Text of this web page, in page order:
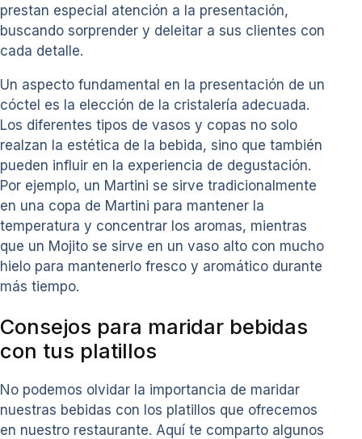
prestan especial atención a la presentación,
buscando sorprender y deleitar a sus clientes con
cada detalle.
Un aspecto fundamental en la presentación de un
cóctel es la elección de la cristalería adecuada.
Los diferentes tipos de vasos y copas no solo
realzan la estética de la bebida, sino que también
pueden influir en la experiencia de degustación.
Por ejemplo, un Martini se sirve tradicionalmente
en una copa de Martini para mantener la
temperatura y concentrar los aromas, mientras
que un Mojito se sirve en un vaso alto con mucho
hielo para mantenerlo fresco y aromático durante
más tiempo.
Consejos para maridar bebidas
con tus platillos
No podemos olvidar la importancia de maridar
nuestras bebidas con los platillos que ofrecemos
en nuestro restaurante. Aquí te comparto algunos